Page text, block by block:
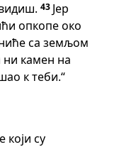
43 Јер
опкопе око
са земљом
ни камен на
к теби.“
који су